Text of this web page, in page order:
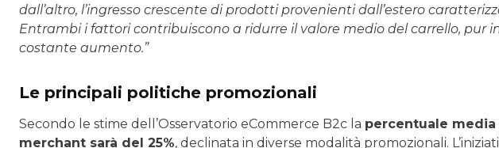
dall’altro, l’ingresso crescente di prodotti provenienti dall’estero
Entrambi i fattori contribuiscono a ridurre il valore medio del carrello, pur
costante aumento.”
Le principali politiche promozionali
Secondo le stime dell’Osservatorio eCommerce B2c la percentuale
merchant sarà del 25%, declinata in diverse modalità promozionali.